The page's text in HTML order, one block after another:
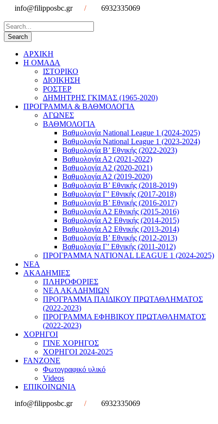
info@filipposbc.gr / 6932335069
ΑΡΧΙΚΗ
Η ΟΜΑΔΑ
ΙΣΤΟΡΙΚΟ
ΔΙΟΙΚΗΣΗ
ΡΟΣΤΕΡ
ΔΗΜΗΤΡΗΣ ΓΚΙΜΑΣ (1965-2020)
ΠΡΟΓΡΑΜΜΑ & ΒΑΘΜΟΛΟΓΙΑ
ΑΓΩΝΕΣ
ΒΑΘΜΟΛΟΓΙΑ
Βαθμολογία National League 1 (2024-2025)
Βαθμολογία National League 1 (2023-2024)
Βαθμολογία Β’ Εθνικής (2022-2023)
Βαθμολογία Α2 (2021-2022)
Βαθμολογία Α2 (2020-2021)
Βαθμολογία Α2 (2019-2020)
Βαθμολογία B’ Εθνικής (2018-2019)
Βαθμολογία Γ’ Εθνικής (2017-2018)
Βαθμολογία Β’ Εθνικής (2016-2017)
Βαθμολογία Α2 Εθνικής (2015-2016)
Βαθμολογία Α2 Εθνικής (2014-2015)
Βαθμολογία Α2 Εθνικής (2013-2014)
Βαθμολογία Β’ Εθνικής (2012-2013)
Βαθμολογία Γ’ Εθνικής (2011-2012)
ΠΡΟΓΡΑΜΜΑ NATIONAL LEAGUE 1 (2024-2025)
ΝΕΑ
ΑΚΑΔΗΜΙΕΣ
ΠΛΗΡΟΦΟΡΙΕΣ
ΝΕΑ ΑΚΑΔΗΜΙΩΝ
ΠΡΟΓΡΑΜΜΑ ΠΑΙΔΙΚΟΥ ΠΡΩΤΑΘΛΗΜΑΤΟΣ
(2022-2023)
ΠΡΟΓΡΑΜΜΑ ΕΦΗΒΙΚΟΥ ΠΡΩΤΑΘΛΗΜΑΤΟΣ
(2022-2023)
ΧΟΡΗΓΟΙ
ΓΙΝΕ ΧΟΡΗΓΟΣ
ΧΟΡΗΓΟΙ 2024-2025
FANZONE
Φωτογραφικό υλικό
Videos
ΕΠΙΚΟΙΝΩΝΙΑ
info@filipposbc.gr
/ 6932335069